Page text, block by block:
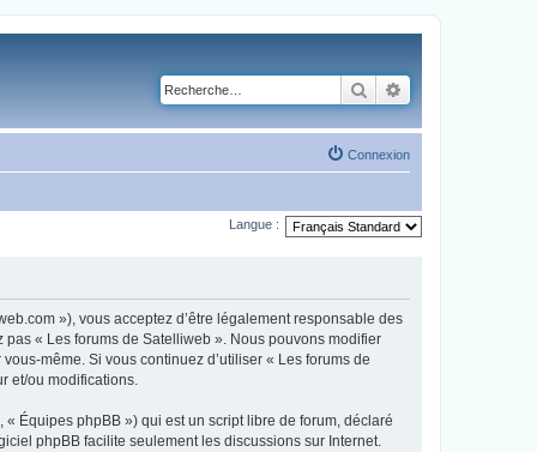
Rechercher
Connexion
Langue :
»), vous acceptez d’être légalement responsable des
pas « Les forums de Satelliweb ». Nous pouvons modifier
même. Si vous continuez d’utiliser « Les forums de
et/ou modifications.
Équipes phpBB ») qui est un script libre de forum, déclaré
phpBB facilite seulement les discussions sur Internet.